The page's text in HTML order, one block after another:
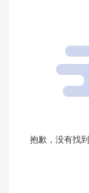
抱歉，没有找